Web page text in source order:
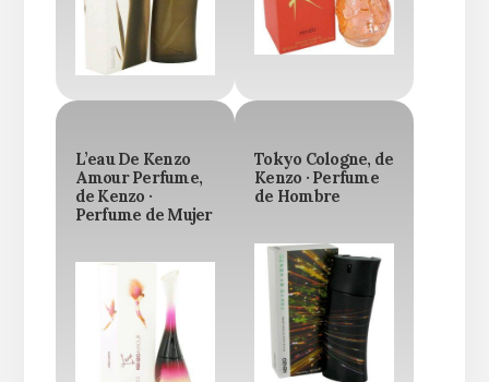
L’eau De Kenzo
Amour Perfume,
de Kenzo ·
Perfume de Mujer
Tokyo Cologne, de
Kenzo · Perfume
de Hombre